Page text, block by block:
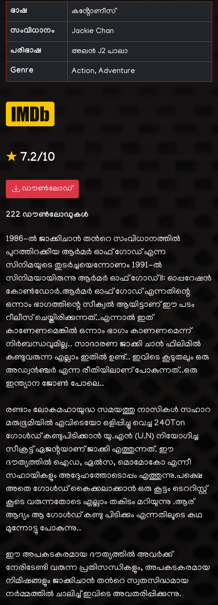
ഭാഷ കൻ്റോണീസ്
സംവിധാനം Jackie Chan
പരിഭാഷ അലൻ J2 പാലാ
Genre Action, Adventure
★7.2/10
ഡൗൺലോഡ്
222 ഡൗൺലോഡുകൾ
1986-ൽ ജാക്കിചാൻ തൻറെ സംവിധാനത്തിൽ
പുറത്തിറക്കിയ ആർമർ ഓഫ് ഗോഡ് എന്ന
സിനിമയുടെ തുടർച്ചയെന്നോണം 1991-ൽ
സിനിമയായിരുന്നു ആർമർ ഓഫ് ഗോഡ് II: ഓപ്പറേഷൻ
കോൺഡോർ.ആർമർ ഓഫ് ഗോഡ് എന്നതിന്റെ
ഒന്നാം ഭാഗത്തിന്റെ സീക്വൽ ആയിട്ടാണ് ഈ പടം
റീലീസ് ചെയ്തിരിക്കുന്നത്..എന്നാൽ ഇത്
കാണേണമെങ്കിൽ ഒന്നാം ഭാഗം കാണണമെന്ന്
നിർബന്ധവുമില്ല.. സാദാരണ ജാക്കി ചാൻ ഫിലിമിൽ
കണ്ടുവരുന്ന എല്ലാം ഇതിൽ ഉണ്ട്.. ഇവിടെ കൂടുതലും ഒരു
അഡ്വൻഞ്ചർ എന്ന രീതിയിലാണ് പോകുന്നത്..ഒരു
ഇന്ത്യാന ജോൺ പോലെ..
രണ്ടാം ലോകമഹായുദ്ധ സമയത്തു നാസികൾ സഹാറ
മരുഭൂമിയിൽ എവിടെയോ ഒളിപ്പിച്ചു വെച്ച 240Ton
ഗോൾഡ് കണ്ടുപിടിക്കാൻ യു.എൻ (U.N) നിയോഗിച്ച
സീക്രട്ട് ഏജൻ്റയാണ് ജാക്കി എത്തുന്നത്. ഈ
ദൗത്യത്തിൽ ഐഡ, ഏൽസ, മൊമോകോ എന്നീ
സഹായികളും അദ്ദേഹത്തോടൊപ്പം എത്തുന്നു.പക്ഷെ
അതെ ഗോൾഡ് കൈക്കലാക്കാൻ ഒരു കൂട്ടം ടെററിസ്റ്റ്
കൂടെ വരുന്നതോടെ എല്ലാം തകിടം മറിയുന്നു .ആര്
ആദ്യം ആ ഗോൾഡ് കണ്ടു പിടിക്കും എന്നതിലൂടെ കഥ
മുന്നോട്ടു പോകുന്നു..
ഈ അപകടകരമായ ദൗത്യത്തിൽ അവർക്ക്
നേരിടേണ്ടി വരുന്ന പ്രതിസന്ധികളും, അപകടകരമായ
നിമിഷങ്ങളും ജാക്കിചാൻ തൻറെ സ്വതസിദ്ധമായ
നർമ്മത്തിൽ ചാലിച്ച് ഇവിടെ അവതരിപ്പിക്കുന്നു.